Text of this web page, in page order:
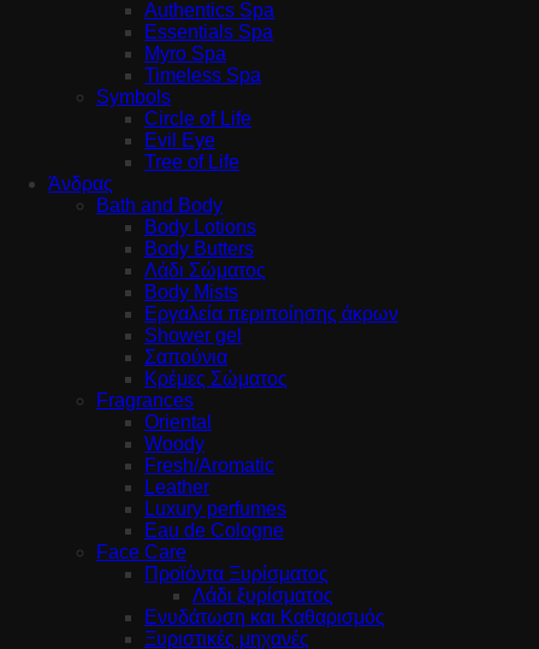
Authentics Spa
Essentials Spa
Myro Spa
Timeless Spa
Symbols
Circle of Life
Evil Eye
Tree of Life
Άνδρας
Bath and Body
Body Lotions
Body Butters
Λάδι Σώματος
Body Mists
Εργαλεία περιποίησης άκρων
Shower gel
Σαπούνια
Κρέμες Σώματος
Fragrances
Oriental
Woody
Fresh/Aromatic
Leather
Luxury perfumes
Eau de Cologne
Face Care
Προϊόντα Ξυρίσματος
Λάδι ξυρίσματος
Ενυδάτωση και Καθαρισμός
Ξυριστικές μηχανές